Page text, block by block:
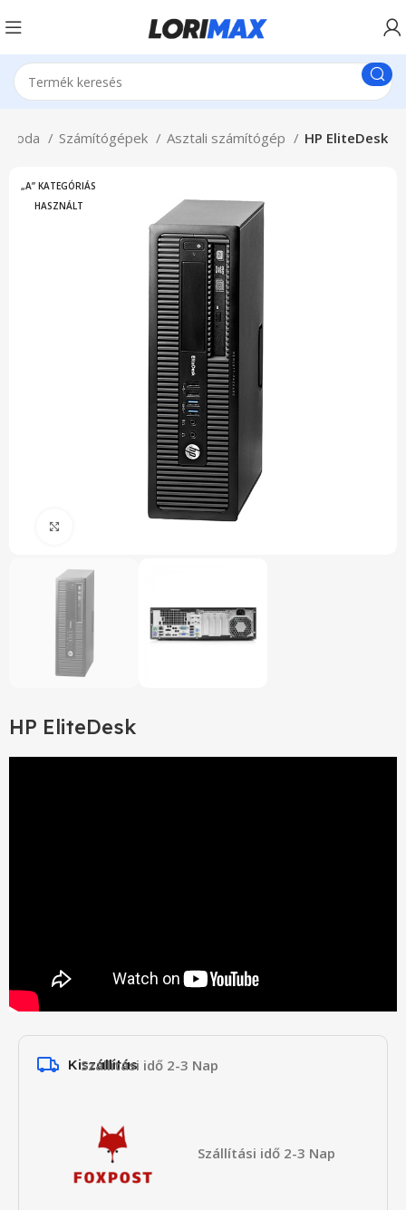
Iroda Számítógépek Asztali számítógép HP EliteDesk
„A” KATEGÓRIÁS
HASZNÁLT
HP EliteDesk
Kiszállítás
Szállítási idő 2-3 Nap
Szállítási idő 2-3 Nap